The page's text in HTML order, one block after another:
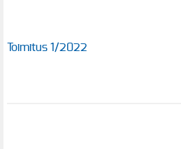
Toimitus 1/2022